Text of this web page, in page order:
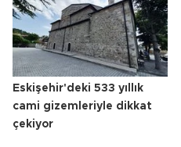
Eskişehir'deki 533 yıllık
cami gizemleriyle dikkat
çekiyor